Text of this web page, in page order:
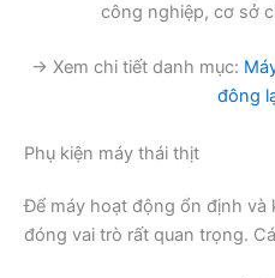
công nghiệp, cơ sở
→ Xem chi tiết danh mục:
đông
Phụ kiện máy thái thịt
Để máy hoạt động ổn định và
đóng vai trò rất quan trọng.